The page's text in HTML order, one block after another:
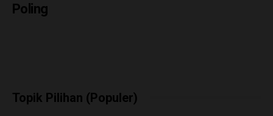
Poling
Topik Pilihan (Populer)